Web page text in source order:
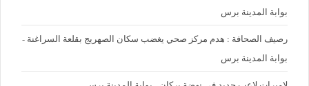
بوابة المدينة برس
رصيف الصحافة : هدم مركز صحي يغضب سكان الصهريج بقلعة السراغنة -
بوابة المدينة برس